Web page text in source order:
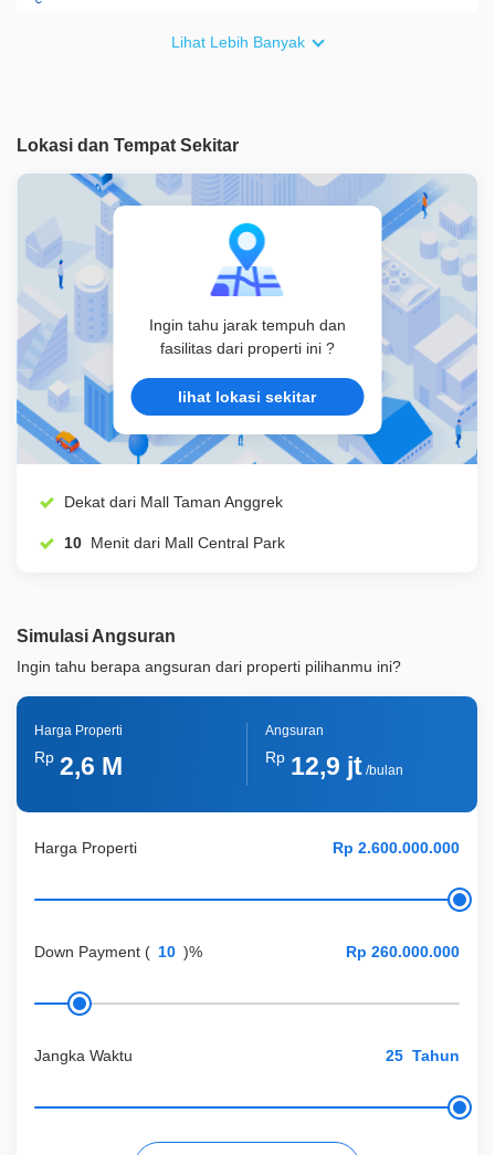
Lainnya Cctv
Lihat Lebih Banyak
Lokasi dan Tempat Sekitar
Ingin tahu jarak tempuh dan
fasilitas dari properti ini ?
lihat lokasi sekitar
Dekat dari Mall Taman Anggrek
10 Menit dari Mall Central Park
Simulasi Angsuran
Ingin tahu berapa angsuran dari properti pilihanmu ini?
Harga Properti
Down Payment ( )%
Jangka Waktu Tahun
Harga Properti
Rp 2,6 M
Angsuran
Rp 12,9 jt/bulan